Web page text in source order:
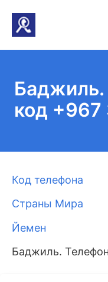
код +967
Код телефона
Страны Мира
Йемен
Баджиль.